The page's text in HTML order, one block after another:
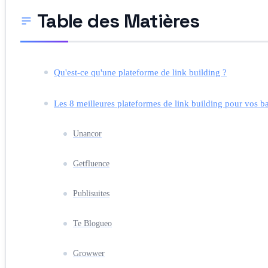
Table des Matières
Qu'est-ce qu'une plateforme de link building ?
Les 8 meilleures plateformes de link building pour vos
Unancor
Getfluence
Publisuites
Te Blogueo
Growwer